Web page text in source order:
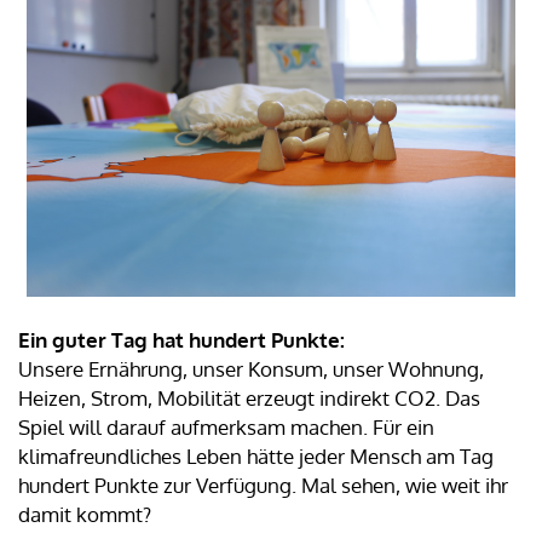
Ein guter Tag hat hundert Punkte:
Unsere Ernährung, unser Konsum, unser Wohnung,
Heizen, Strom, Mobilität erzeugt indirekt CO2. Das
Spiel will darauf aufmerksam machen. Für ein
klimafreundliches Leben hätte jeder Mensch am Tag
hundert Punkte zur Verfügung. Mal sehen, wie weit ihr
damit kommt?